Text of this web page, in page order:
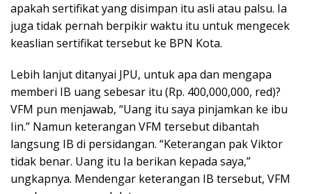
apakah sertifikat yang disimpan itu asli atau palsu. Ia
juga tidak pernah berpikir waktu itu untuk mengecek
keaslian sertifikat tersebut ke BPN Kota.
Lebih lanjut ditanyai JPU, untuk apa dan mengapa
memberi IB uang sebesar itu (Rp. 400,000,000, red)?
VFM pun menjawab, “Uang itu saya pinjamkan ke ibu
Iin.” Namun keterangan VFM tersebut dibantah
langsung IB di persidangan. “Keterangan pak Viktor
tidak benar. Uang itu Ia berikan kepada saya,”
ungkapnya. Mendengar keterangan IB tersebut, VFM